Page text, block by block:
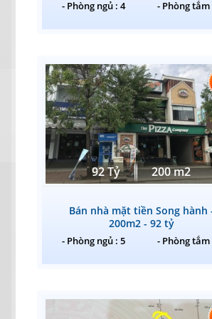
- Phòng ngủ : 4 - Phòng tắm
92 Tỷ 200 m2
Bán nhà mặt tiền Song hành
200m2 - 92 tỷ
- Phòng ngủ : 5 - Phòng tắm